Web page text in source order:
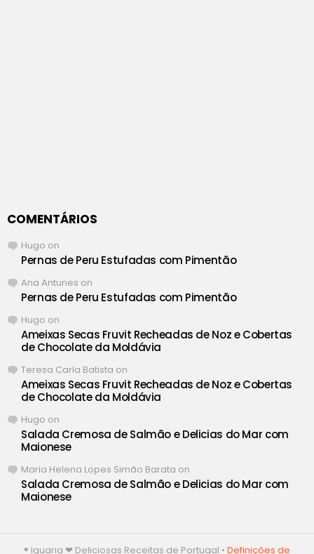
COMENTÁRIOS
Hugo on
Pernas de Peru Estufadas com Pimentão
Ana Antunes on
Pernas de Peru Estufadas com Pimentão
Hugo on
Ameixas Secas Fruvit Recheadas de Noz e Cobertas
de Chocolate da Moldávia
Teresa Carla Batista on
Ameixas Secas Fruvit Recheadas de Noz e Cobertas
de Chocolate da Moldávia
Hugo on
Salada Cremosa de Salmão e Delicias do Mar com
Maionese
Maria Helena Lopes Simão Barata on
Salada Cremosa de Salmão e Delicias do Mar com
Maionese
® Iguaria ❤ Deliciosas Receitas de Portugal • Definições de